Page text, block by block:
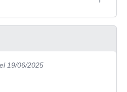
el 19/06/2025